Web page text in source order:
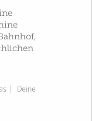
Deine